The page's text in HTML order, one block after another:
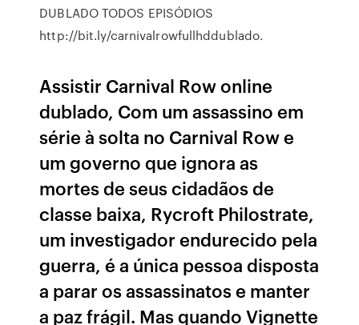
DUBLADO TODOS EPISÓDIOS
http://bit.ly/carnivalrowfullhddublado.
Assistir Carnival Row online
dublado, Com um assassino em
série à solta no Carnival Row e
um governo que ignora as
mortes de seus cidadãos de
classe baixa, Rycroft Philostrate,
um investigador endurecido pela
guerra, é a única pessoa disposta
a parar os assassinatos e manter
a paz frágil. Mas quando Vignette